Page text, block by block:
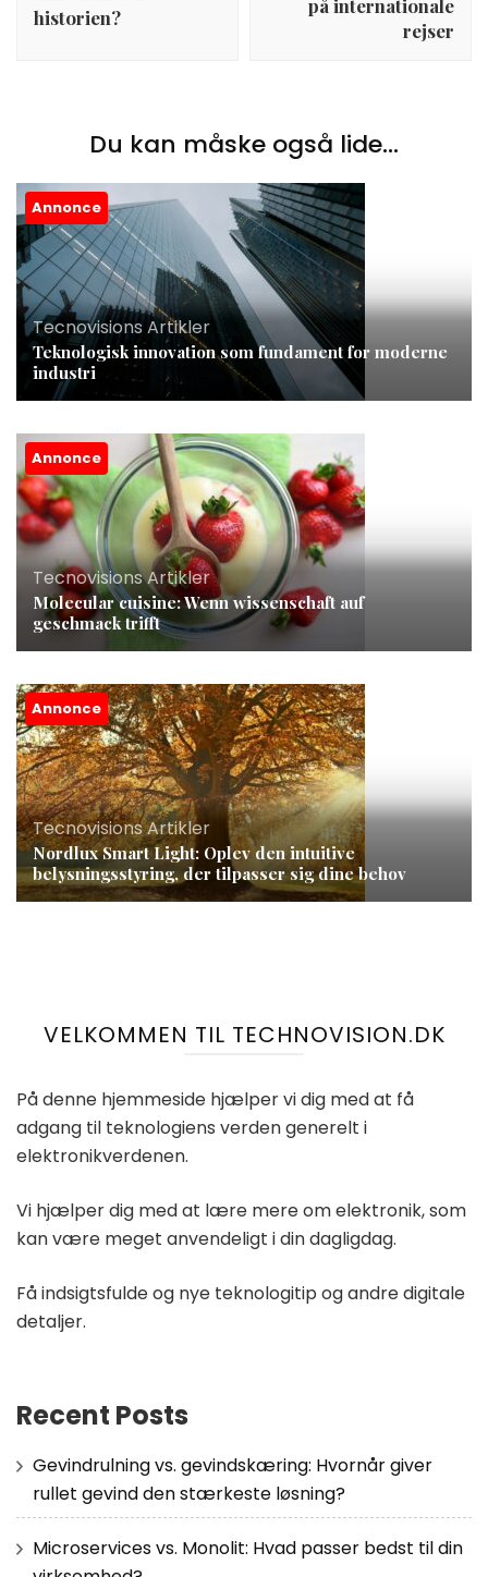
historien?
på internationale
rejser
Du kan måske også lide...
Annonce
Tecnovisions Artikler
Teknologisk innovation som fundament for moderne
industri
Annonce
Tecnovisions Artikler
Molecular cuisine: Wenn wissenschaft auf
geschmack trifft
Annonce
Tecnovisions Artikler
Nordlux Smart Light: Oplev den intuitive
belysningsstyring, der tilpasser sig dine behov
VELKOMMEN TIL TECHNOVISION.DK
På denne hjemmeside hjælper vi dig med at få
adgang til teknologiens verden generelt i
elektronikverdenen.
Vi hjælper dig med at lære mere om elektronik, som
kan være meget anvendeligt i din dagligdag.
Få indsigtsfulde og nye teknologitip og andre digitale
detaljer.
Recent Posts
Gevindrulning vs. gevindskæring: Hvornår giver
rullet gevind den stærkeste løsning?
Microservices vs. Monolit: Hvad passer bedst til din